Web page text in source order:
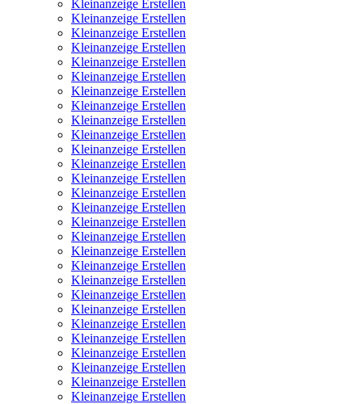
Kleinanzeige Erstellen
Kleinanzeige Erstellen
Kleinanzeige Erstellen
Kleinanzeige Erstellen
Kleinanzeige Erstellen
Kleinanzeige Erstellen
Kleinanzeige Erstellen
Kleinanzeige Erstellen
Kleinanzeige Erstellen
Kleinanzeige Erstellen
Kleinanzeige Erstellen
Kleinanzeige Erstellen
Kleinanzeige Erstellen
Kleinanzeige Erstellen
Kleinanzeige Erstellen
Kleinanzeige Erstellen
Kleinanzeige Erstellen
Kleinanzeige Erstellen
Kleinanzeige Erstellen
Kleinanzeige Erstellen
Kleinanzeige Erstellen
Kleinanzeige Erstellen
Kleinanzeige Erstellen
Kleinanzeige Erstellen
Kleinanzeige Erstellen
Kleinanzeige Erstellen
Kleinanzeige Erstellen
Kleinanzeige Erstellen